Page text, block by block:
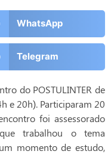
WhatsApp
Telegram
do POSTULINTER de
e 20h). Participaram 20
foi assessorado
trabalhou o tema
momento de estudo,